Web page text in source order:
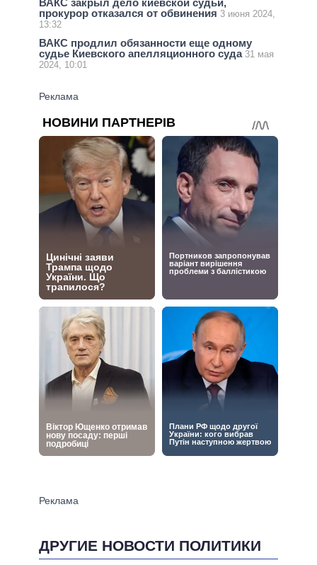
ВАКС закрыл дело киевской судьи,
прокурор отказался от обвинения 3 июня 2024,
13:32
ВАКС продлил обязанности еще одному
судье Киевского апелляционного суда 31 мая
2024, 10:01
ДРУГИЕ НОВОСТИ ПОЛИТИКИ